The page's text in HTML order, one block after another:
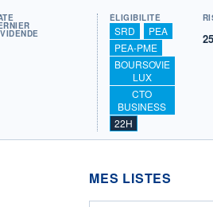
ÉLIGIBILITÉ
SRD
PEA
PEA-PME
BOURSOVIE
LUX
CTO
BUSINESS
22H
MES LISTES